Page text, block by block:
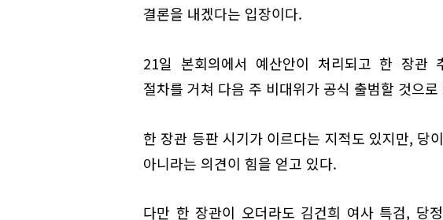
결론을 내겠다는 입장이다.
21일 본회의에서 예산안이 처리되고 한 장관
절차를 거쳐 다음 주 비대위가 공식 출범할 것으로
한 장관 등판 시기가 이르다는 지적도 있지만, 당
아니라는 의견이 힘을 얻고 있다.
다만 한 장관이 오더라도 김건희 여사 특검, 당